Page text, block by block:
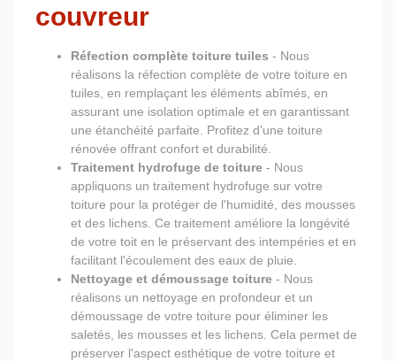
couvreur
Réfection complète toiture tuiles - Nous
réalisons la réfection complète de votre toiture en
tuiles, en remplaçant les éléments abîmés, en
assurant une isolation optimale et en garantissant
une étanchéité parfaite. Profitez d'une toiture
rénovée offrant confort et durabilité.
Traitement hydrofuge de toiture - Nous
appliquons un traitement hydrofuge sur votre
toiture pour la protéger de l'humidité, des mousses
et des lichens. Ce traitement améliore la longévité
de votre toit en le préservant des intempéries et en
facilitant l'écoulement des eaux de pluie.
Nettoyage et démoussage toiture - Nous
réalisons un nettoyage en profondeur et un
démoussage de votre toiture pour éliminer les
saletés, les mousses et les lichens. Cela permet de
préserver l'aspect esthétique de votre toiture et